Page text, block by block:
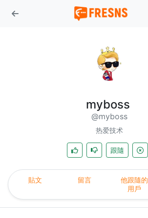
myboss
@myboss
热爱技术
跟隨
貼文 留言
他跟隨的
用戶